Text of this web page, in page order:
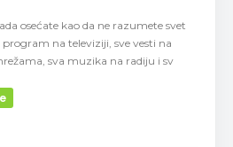
osećate kao da ne razumete svet
program na televiziji, sve vesti na
sva muzika na radiju i sv